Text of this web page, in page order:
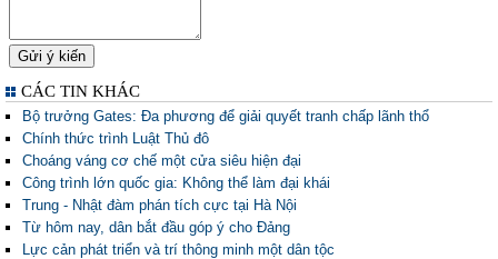
CÁC TIN KHÁC
Bộ trưởng Gates: Đa phương để giải quyết tranh chấp lãnh thổ
Chính thức trình Luật Thủ đô
Choáng váng cơ chế một cửa siêu hiện đại
Công trình lớn quốc gia: Không thể làm đại khái
Trung - Nhật đàm phán tích cực tại Hà Nội
Từ hôm nay, dân bắt đầu góp ý cho Đảng
Lực cản phát triển và trí thông minh một dân tộc